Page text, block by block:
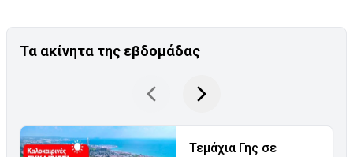
Τα ακίνητα της εβδομάδας
Τεμάχια Γης σε